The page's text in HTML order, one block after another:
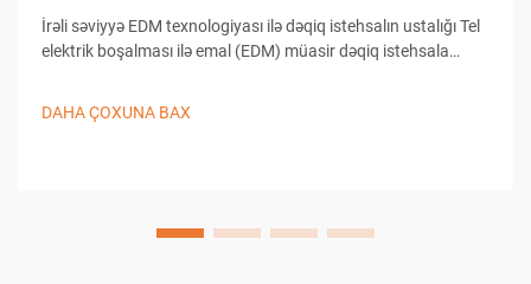
İrəli səviyyə EDM texnologiyası ilə dəqiq istehsalın ustalığı Tel
elektrik boşalması ilə emal (EDM) müasir dəqiq istehsala
təqdim edir...
DAHA ÇOXUNA BAX